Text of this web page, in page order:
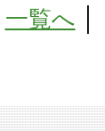
一覧へ